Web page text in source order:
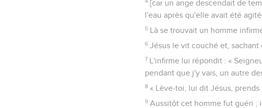
[car un ange descendait de
l'eau après qu'elle avait été
5 Là se trouvait un homme
6 Jésus le vit couché et,
7 L'infirme lui répondit : «
pendant que j'y vais, un autre
8 « Lève-toi, lui dit Jésus,
9 Aussitôt cet homme fut guéri ;